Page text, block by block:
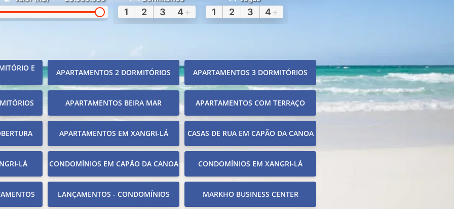
1 2 3 4 + 1 2 3 4 +
E APARTAMENTOS 2 DORMITÓRIOS APARTAMENTOS 3 DORMITÓRIOS
APARTAMENTOS BEIRA MAR APARTAMENTOS COM TERRAÇO
APARTAMENTOS EM XANGRI-LÁ CASAS DE RUA EM CAPÃO DA CANOA
LÁ CONDOMÍNIOS EM CAPÃO DA CANOA CONDOMÍNIOS EM XANGRI-LÁ
LANÇAMENTOS - CONDOMÍNIOS MARKHO BUSINESS CENTER